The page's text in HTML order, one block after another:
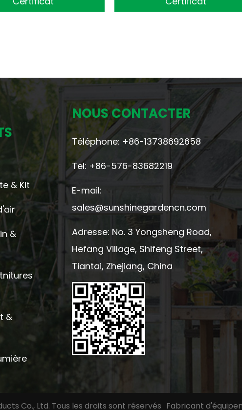
& Kit
&
&
NOUS CONTACTER
Téléphone: +86-13738692658
Tel: +86-576-83682219
E-mail:
sales@sunshinegardencn.com
Adresse: No. 3 Yongsheng Road,
Hefang Village, Shifeng Street,
Tiantai, Zhejiang, China
Co., Ltd. Tous les droits sont réservés Fabricant